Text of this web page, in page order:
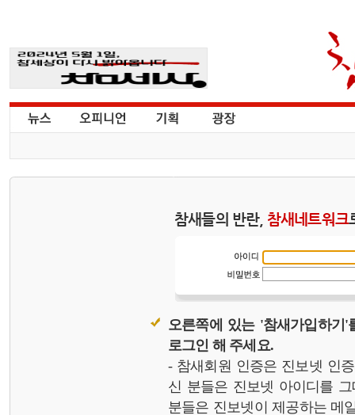
참새들의 반란, 참새네트워크
오른쪽에 있는 '참새가입하기
로그인 해 주세요.
- 참새회원 인증은 진보넷 인
신 분들은 진보넷 아이디를
분들은 진보넷이 제공하는 메